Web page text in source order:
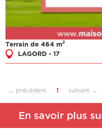
Terrain de 464 m2
LAGORD - 17
← précédent 1 suivant →
En savoir plus